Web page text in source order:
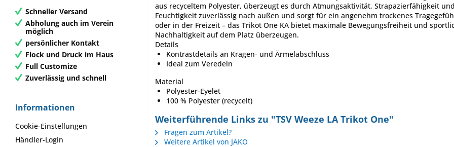
Schneller Versand
Abholung auch im Verein
möglich
persönlicher Kontakt
Flock und Druck im Haus
Full Customize
Zuverlässig und schnell
Informationen
Cookie-Einstellungen
Händler-Login
aus recyceltem Polyester, überzeugt es durch Atmungsaktivität, Strapazierfähigkeit
Feuchtigkeit zuverlässig nach außen und sorgt für ein angenehm trockenes
oder in der Freizeit – das Trikot One KA bietet maximale Bewegungsfreiheit und
Nachhaltigkeit auf dem Platz überzeugen.
Details
Kontrastdetails an Kragen- und Ärmelabschluss
Ideal zum Veredeln
Material
Polyester-Eyelet
100 % Polyester (recycelt)
Weiterführende Links zu "TSV Weeze LA Trikot One"
Fragen zum Artikel?
Weitere Artikel von JAKO